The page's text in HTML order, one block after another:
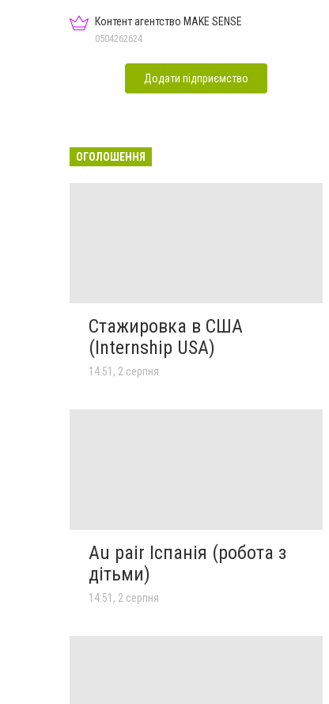
Контент агентство MAKE SENSE
0504262624
Додати підприємство
ОГОЛОШЕННЯ
Стажировка в США
(Internship USA)
14:51, 2 серпня
Au pair Іспанія (робота з
дітьми)
14:51, 2 серпня